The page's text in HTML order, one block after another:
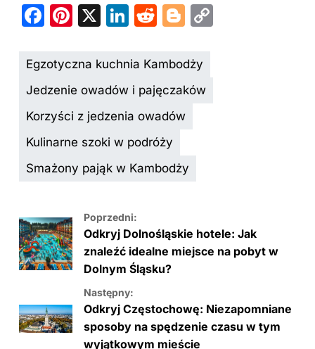
F
c
e
o
o
k
Pi
er
e
st
X
Li
k
e
dI
n
R
d
di
t
Bl
g
g
Egzotyczna kuchnia Kambodży
Jedzenie owadów i pajęczaków
Korzyści z jedzenia owadów
Kulinarne szoki w podróży
Smażony pająk w Kambodży
Poprzedni:
Odkryj Dolnośląskie hotele: Jak
znaleźć idealne miejsce na pobyt w
Dolnym Śląsku?
Następny:
Odkryj Częstochowę: Niezapomniane
sposoby na spędzenie czasu w tym
wyjątkowym mieście